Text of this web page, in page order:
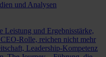
und Analysen
Leistung und Ergebnisstärke,
Rolle, reichen nicht mehr
Leadership-Kompetenz